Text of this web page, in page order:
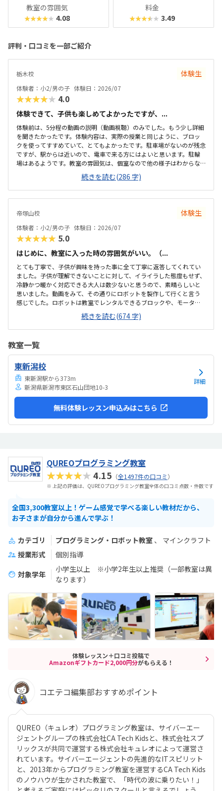
教室の雰囲気
★★★★★ 4.08
料金
★★★★★ 3.49
評判・口コミを一部ご紹介
栃木校 体験生
体験者：小2/男の子 体験日：2026/07
★★★★★ 4.0
体験できて、子供も楽しめてよかったですが、...
体験前は、5分程の動画の説明（動画視聴）のみでした。もう少し詳細
を聞きたかったです。体験内容は、実際の授業と同じように、ブロッ
クを使ってすすめていて、とてもよかったです。駐車場がないのが残念
ですが、駅からは近いので、電車で来る方にはよいと思います。駐輪
場はあるようです。教室の雰囲気は、個室なので他の様子はわからな
いです。いくつか部屋があるようでしたが、特に説明を受けていない
です。料金の説明はなく、資料を見たのですが、個別指導なので高く
ても仕方ないのかなと思いました。個別指導なので、子供に合わせて
対応してもらえます。80分は長いかと思いましたが、ちょうどよかっ
続きを読む(286 字)
帝塚山校 体験生
体験者：小2/男の子 体験日：2026/07
★★★★★ 5.0
はじめに、教室に入った時の雰囲気がいい。（...
とても丁寧で、子供が興味を持った事に全て丁寧に返答してくれてい
ました。子供が理解できないことに対して、イライラした態度もせず、
冷静かつ暖かく対応できる大人は数少ないと思うので、素晴らしいと
思いました。動画をみて、その通りにロボットを製作して行くと言う
感じでした。ロボットは教室でレンタルできるブロックや、モーター
などです。タブレットの操作も子供自身ができるので、機械に強くな
るなという印象でした。家から自転車ですぐのところにあります。駐
輪スペースもあり、場所も道路面に接しているので、すぐに見つけら
としているので、気が散らず、集中しやすいと思います。個人授業なの
で、割高かなと思いました。生徒2.3人でも大丈夫な感じはします。あ
と、動画を見ながら制作するので、簡単なうちは家でもできる内容か
なと思います。あまり得意な事がなく、自分に...
続きを読む(674 字)
教室一覧
東新潟校
東新潟駅から373m
新潟県新潟市東区石山団地10-3
詳細
無料体験レッスン申込みはこちら
QUREOプログラミング教室
★★★★★4.15 （全1497件の口コミ）
※ 上記の評価は、QUREOプログラミング教室全体の口コミ点数・件数です
全国3,300教室以上！ゲーム感覚で学べる楽しい教材だから、
お子さまが自分から進んで学ぶ！
カテゴリ プログラミング・ロボット教室
マインクラフト
授業形式
個別指導
対象学年
小学生以上 ※小学2年生以上推奨（一部教室は異
なります）
体験レッスン＋口コミ投稿で
Amazonギフトカード2,000円分がもらえる！
コエテコ編集部おすすめポイント
QUREO（キュレオ）プログラミング教室は、サイバーエー
ジェントグループの株式会社CA Tech Kidsと、株式会社スプ
リックスが共同で運営する株式会社キュレオによって運営さ
れています。サイバーエージェントの先進的なITスピリット
と、2013年からプログラミング教室を運営するCA Tech Kids
のノウハウが生かされた教室で、「時代の波に乗りたい！」